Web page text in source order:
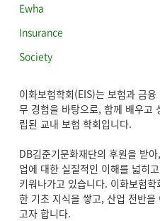
Ewha
Insurance
Society
이화보험학회(EIS)는 보험과 금
무 경험을 바탕으로, 함께 배우고
립된 교내 보험 학회입니다.
DB김준기문화재단의 후원을 받
업에 대한 실질적인 이해를 넓히
키워나가고 있습니다. 이화보험
한 기초 지식을 쌓고, 산업 전반
고자 합니다.